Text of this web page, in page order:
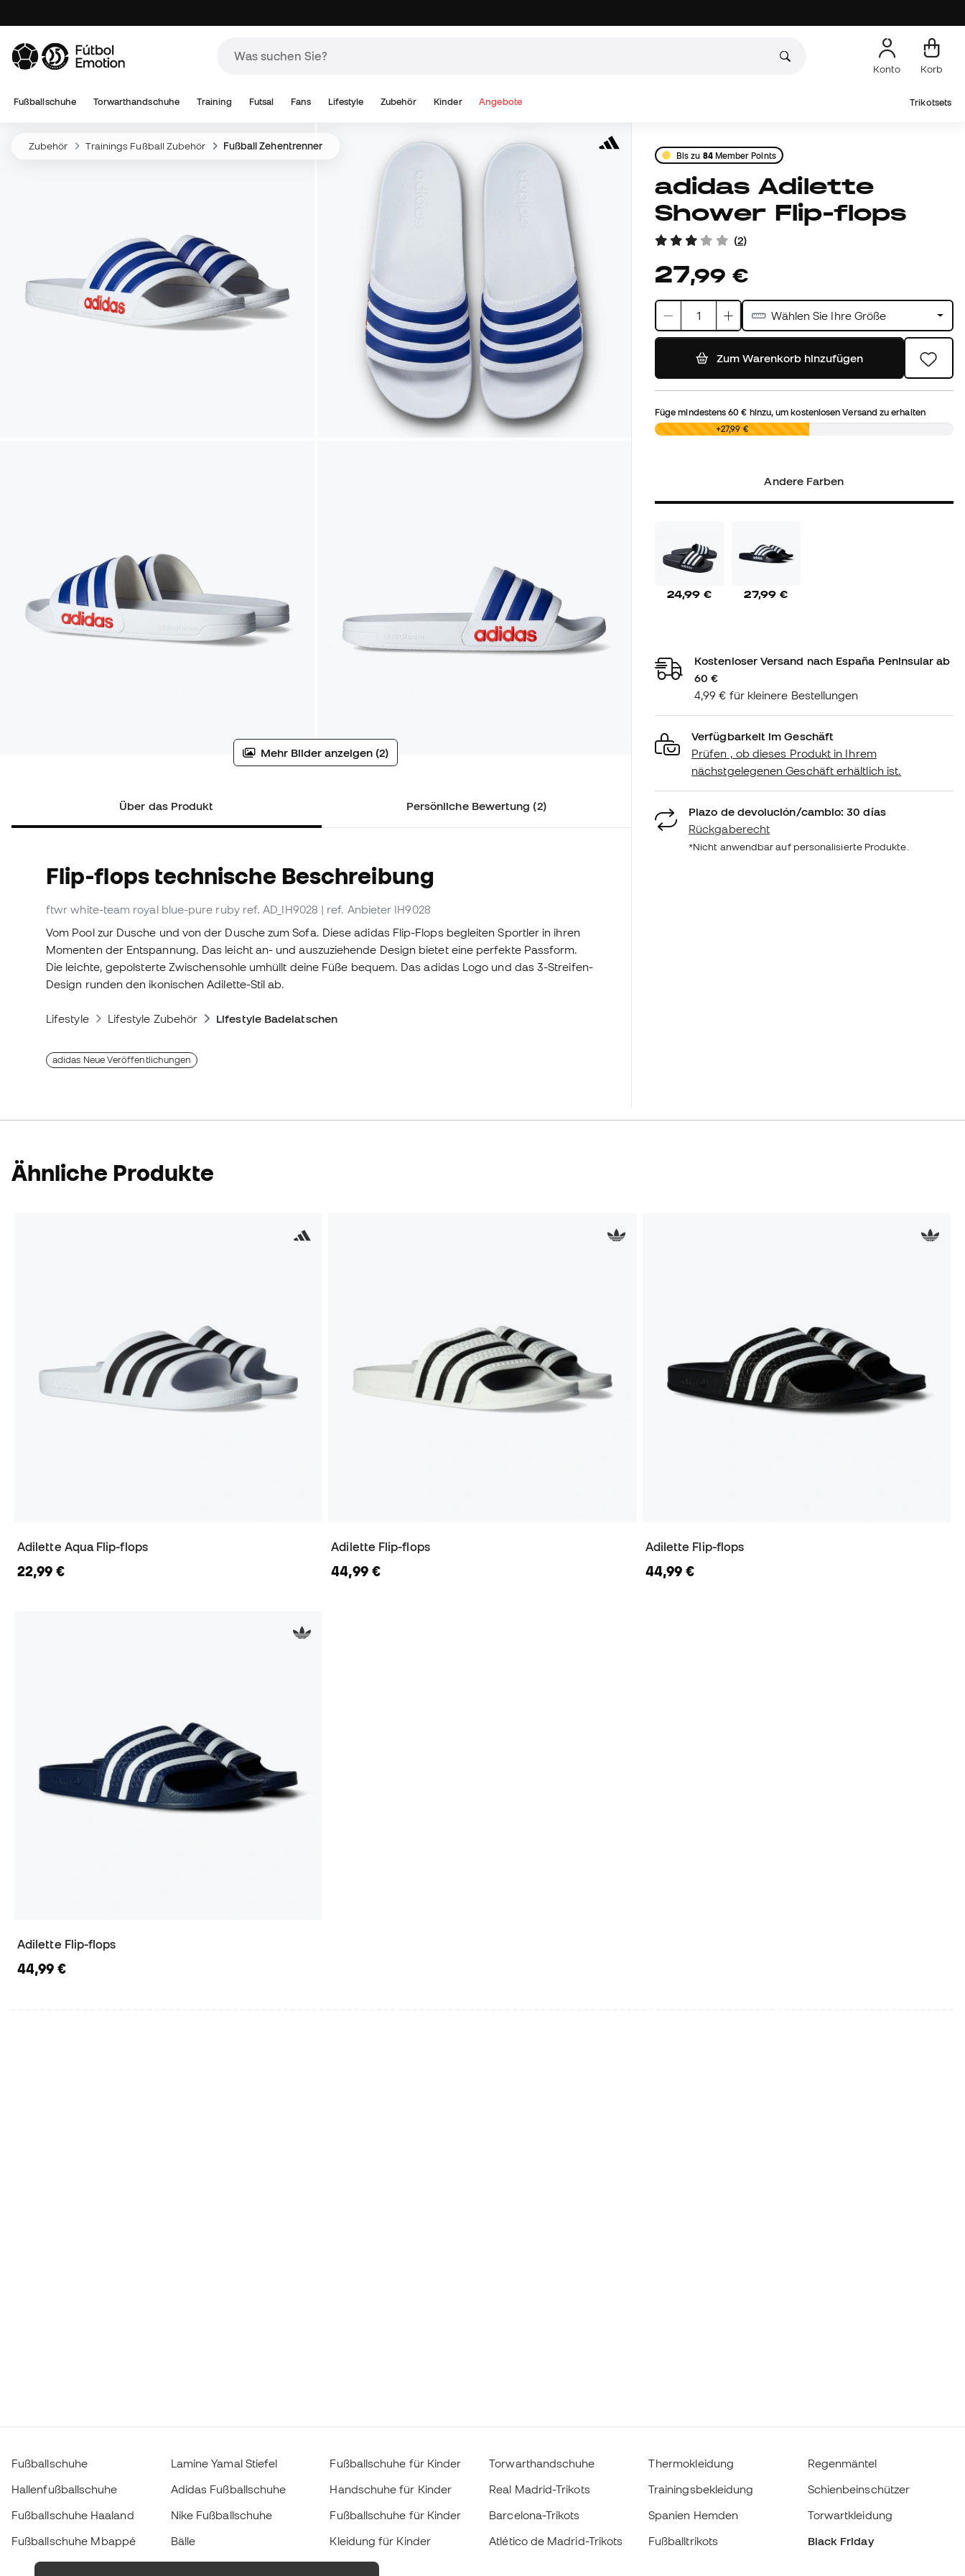
Konto Korb
Fußballschuhe Torwarthandschuhe Training Futsal Fans Lifestyle Zubehör Kinder Angebote Trikotsets
Zubehör Trainings Fußball Zubehör Fußball Zehentrenner
Mehr Bilder anzeigen (2)
Über das Produkt Persönliche Bewertung (2)
Flip-flops technische Beschreibung
ftwr white-team royal blue-pure ruby ref. AD_IH9028 | ref. Anbieter IH9028
Vom Pool zur Dusche und von der Dusche zum Sofa. Diese adidas Flip-Flops begleiten Sportler in ihren
Momenten der Entspannung. Das leicht an- und auszuziehende Design bietet eine perfekte Passform.
Die leichte, gepolsterte Zwischensohle umhüllt deine Füße bequem. Das adidas Logo und das 3-Streifen-
Design runden den ikonischen Adilette-Stil ab.
Lifestyle Lifestyle Zubehör Lifestyle Badelatschen
adidas Neue Veröffentlichungen
Bis zu 84Member Points
adidas Adilette
Shower Flip-flops
(2)
27,99 €
Wählen Sie Ihre Größe
Zum Warenkorb hinzufügen
Füge mindestens60 € hinzu, um kostenlosen Versand zu erhalten
0,00 € +27,99 €
Andere Farben
24,99 € 27,99 €
Kostenloser Versand nach España Peninsular ab
60 €
4,99 € für kleinere Bestellungen
Verfügbarkeit im Geschäft
Prüfen , ob dieses Produkt in Ihrem
nächstgelegenen Geschäft erhältlich ist.
Plazo de devolución/cambio: 30 días
Rückgaberecht
*Nicht anwendbar auf personalisierte Produkte.
Ähnliche Produkte
Adilette Aqua Flip-flops
22,99 €
Adilette Flip-flops
44,99 €
Adilette Flip-flops
44,99 €
Adilette Flip-flops
44,99 €
Fußballschuhe
Hallenfußballschuhe
Fußballschuhe Haaland
Fußballschuhe Mbappé
Lamine Yamal Stiefel
Adidas Fußballschuhe
Nike Fußballschuhe
Bälle
Fußballschuhe für Kinder
Handschuhe für Kinder
Fußballschuhe für Kinder
Kleidung für Kinder
Torwarthandschuhe
Real Madrid-Trikots
Barcelona-Trikots
Atlético de Madrid-Trikots
Thermokleidung
Trainingsbekleidung
Spanien Hemden
Fußballtrikots
Regenmäntel
Schienbeinschützer
Torwartkleidung
Black Friday